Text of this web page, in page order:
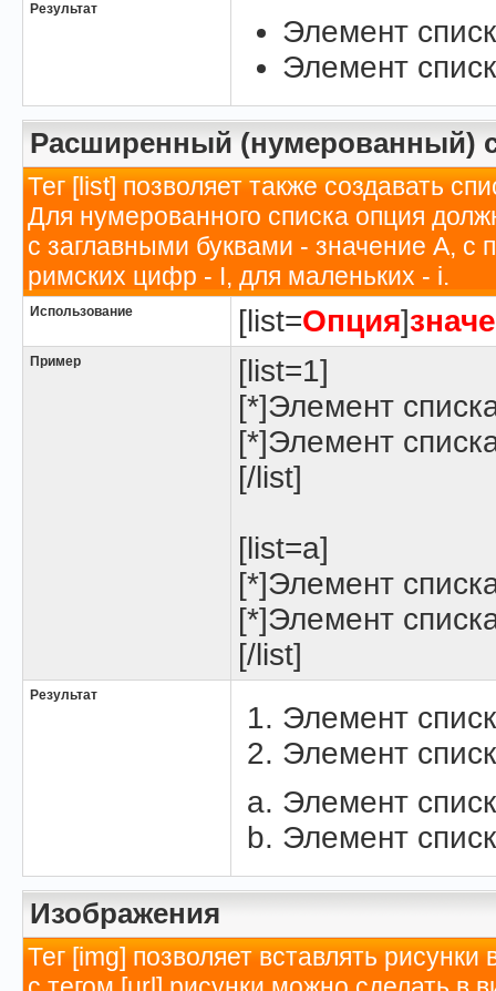
Результат
Элемент
Элемент
Расширенный (нумерованный)
Тег [list] позволяет также создавать
Для нумерованного списка опция
с заглавными буквами - значение A,
римских цифр - I, для маленьких - i.
Использование [list=Опция]
Пример
[list=1]
[*]Элемент
[*]Элемент
[/list]
[list=a]
[*]Элемент
[*]Элемент
[/list]
Результат
Элемент
Элемент
Элемент
Элемент
Изображения
Тег [img] позволяет вставлять